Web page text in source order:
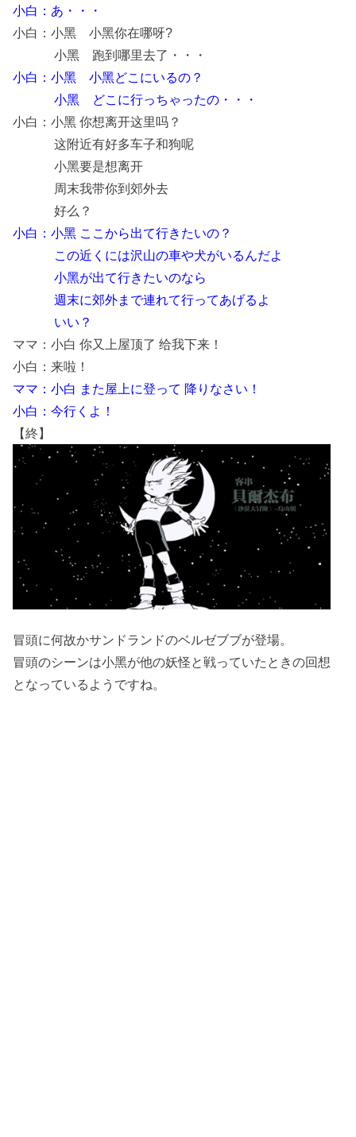
小白：あ・・・
小白：小黑 小黑你在哪呀?
小黑 跑到哪里去了・・・
小白：小黑 小黑どこにいるの？
小黑 どこに行っちゃったの・・・
小白：小黑 你想离开这里吗？
这附近有好多车子和狗呢
小黑要是想离开
周末我带你到郊外去
好么？
小白：小黑 ここから出て行きたいの？
この近くには沢山の車や犬がいるんだよ
小黑が出て行きたいのなら
週末に郊外まで連れて行ってあげるよ
いい？
ママ：小白 你又上屋顶了 给我下来！
小白：来啦！
ママ：小白 また屋上に登って 降りなさい！
小白：今行くよ！
【終】
冒頭に何故かサンドランドのベルゼブブが登場。
冒頭のシーンは小黑が他の妖怪と戦っていたときの回想
となっているようですね。